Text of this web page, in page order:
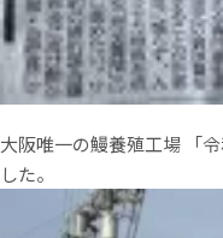
大阪唯一の鰻養殖工場 「
した。